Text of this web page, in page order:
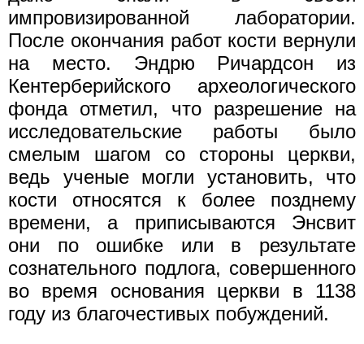
импровизированной лаборатории.
После окончания работ кости вернули
на место. Эндрю Ричардсон из
Кентерберийского археологического
фонда отметил, что разрешение на
исследовательские работы было
смелым шагом со стороны церкви,
ведь ученые могли установить, что
кости относятся к более позднему
времени, а приписываются Энсвит
они по ошибке или в результате
сознательного подлога, совершенного
во время основания церкви в 1138
году из благочестивых побуждений.